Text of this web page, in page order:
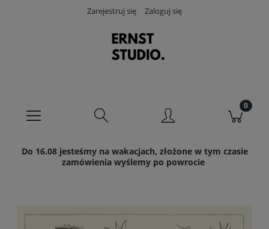
Zarejestruj się Zaloguj się
Do 16.08 jesteśmy na wakacjach, złożone w tym czasie
zamówienia wyślemy po powrocie